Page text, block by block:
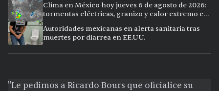
Clima en México hoy jueves 6 de agosto de 2026:
tormentas eléctricas, granizo y calor extremo en
Autoridades mexicanas en alerta sanitaria tras
muertes por diarrea en EE.UU.
"Le pedimos a Ricardo Bours que oficialice su